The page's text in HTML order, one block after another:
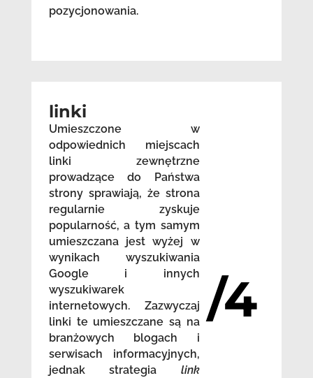
pozycjonowania.
linki
Umieszczone w
odpowiednich miejscach
linki zewnętrzne
prowadzące do Państwa
strony sprawiają, że strona
regularnie zyskuje
popularność, a tym samym
umieszczana jest wyżej w
wynikach wyszukiwania
Google i innych
wyszukiwarek
internetowych. Zazwyczaj
linki te umieszczane są na
branżowych blogach i
serwisach informacyjnych,
jednak strategia link
/4